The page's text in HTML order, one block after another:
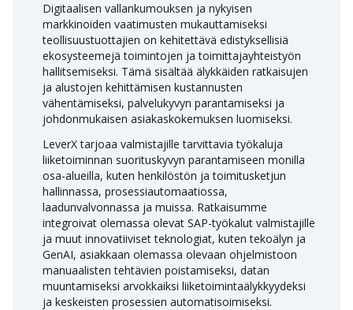
Digitaalisen vallankumouksen ja nykyisen
markkinoiden vaatimusten mukauttamiseksi
teollisuustuottajien on kehitettävä edistyksellisiä
ekosysteemejä toimintojen ja toimittajayhteistyön
hallitsemiseksi. Tämä sisältää älykkäiden ratkaisujen
ja alustojen kehittämisen kustannusten
vähentämiseksi, palvelukyvyn parantamiseksi ja
johdonmukaisen asiakaskokemuksen luomiseksi.
LeverX tarjoaa valmistajille tarvittavia työkaluja
liiketoiminnan suorituskyvyn parantamiseen monilla
osa-alueilla, kuten henkilöstön ja toimitusketjun
hallinnassa, prosessiautomaatiossa,
laadunvalvonnassa ja muissa. Ratkaisumme
integroivat olemassa olevat SAP-työkalut valmistajille
ja muut innovatiiviset teknologiat, kuten tekoälyn ja
GenAI, asiakkaan olemassa olevaan ohjelmistoon
manuaalisten tehtävien poistamiseksi, datan
muuntamiseksi arvokkaiksi liiketoimintaälykkyydeksi
ja keskeisten prosessien automatisoimiseksi.